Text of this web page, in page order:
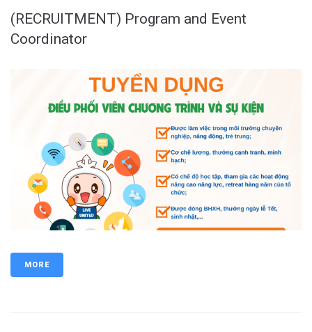
(RECRUITMENT) Program and Event
Coordinator
MORE